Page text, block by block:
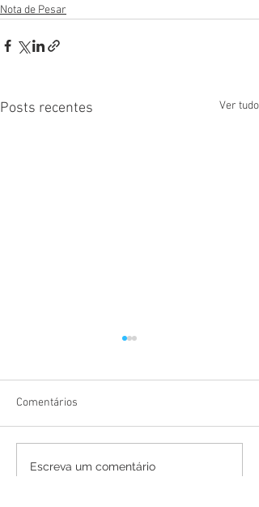
Nota de Pesar
Posts recentes Ver tudo
NOTA DE PESAR
Comentários
Escreva um comentário